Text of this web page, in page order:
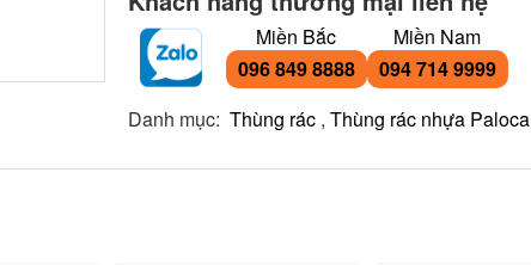
Miền Bắc
096 849 8888
Miền Nam
094 714 9999
Danh mục: Thùng rác , Thùng rác nhựa Paloca